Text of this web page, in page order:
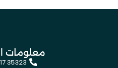
معلومات
35323